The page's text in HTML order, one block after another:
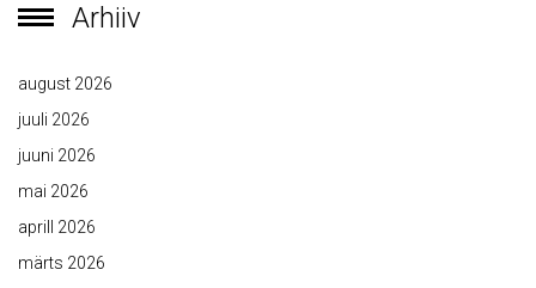
Arhiiv
august 2026
juuli 2026
juuni 2026
mai 2026
aprill 2026
märts 2026